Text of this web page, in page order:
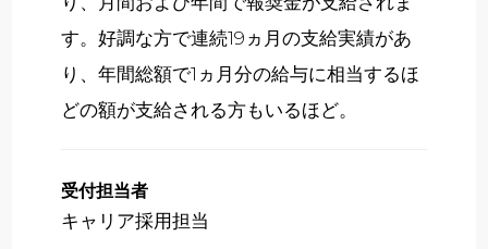
す。好調な方で連続19ヵ月の支給実績があ
り、年間総額で1ヵ月分の給与に相当するほ
どの額が支給される方もいるほど。
受付担当者
キャリア採用担当